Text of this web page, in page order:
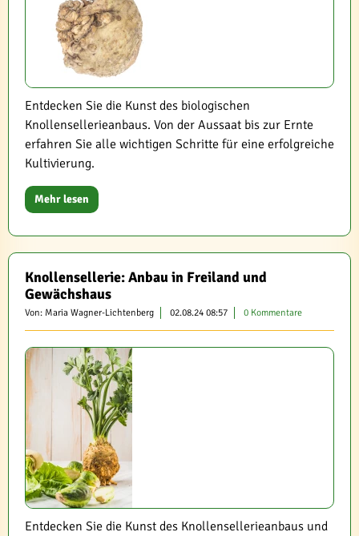
Entdecken Sie die Kunst des biologischen
Knollensellerieanbaus. Von der Aussaat bis zur Ernte
erfahren Sie alle wichtigen Schritte für eine erfolgreiche
Kultivierung.
Mehr lesen
Knollensellerie: Anbau in Freiland und
Gewächshaus
Von: Maria Wagner-Lichtenberg 02.08.24 08:57 0 Kommentare
Entdecken Sie die Kunst des Knollensellerieanbaus und